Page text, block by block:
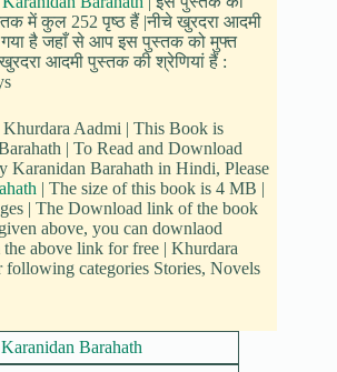
में कुल 252 पृष्ठ हैं |नीचे खुरदरा आदमी
गया है जहाँ से आप इस पुस्तक को मुफ्त
आदमी पुस्तक की श्रेणियां हैं :
Aadmi | This Book is
| To Read and Download
Karanidan Barahath in Hindi, Please
| The size of this book is 4 MB |
| The Download link of the book
above, you can downlaod
above link for free | Khurdara
following categories Stories, Novels
Karanidan Barahath